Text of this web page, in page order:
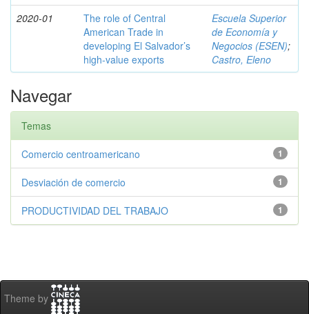
2020-01
The role of Central
American Trade in
developing El Salvador’s
high-value exports
Escuela Superior
de Economía y
Negocios (ESEN);
Castro, Eleno
Navegar
Temas
1
Comercio centroamericano
1
Desviación de comercio
1
PRODUCTIVIDAD DEL TRABAJO
Theme by